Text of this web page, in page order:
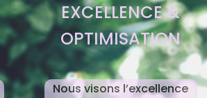
EXCELLENCE &
OPTIMISATION
Nous visons l’excellence